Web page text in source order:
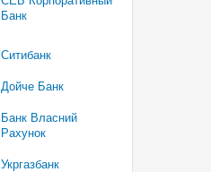
Банк
Ситибанк
Дойче Банк
Банк Власний
Рахунок
Укргазбанк